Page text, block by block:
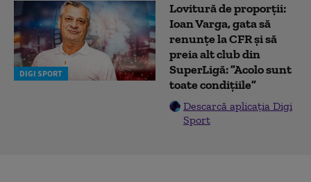
DIGI SPORT
Lovitură de proporții:
Ioan Varga, gata să
renunțe la CFR și să
preia alt club din
SuperLigă: ”Acolo sunt
toate condițiile”
Descarcă aplicația Digi
Sport